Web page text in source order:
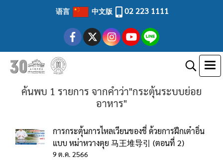
语言 中文版 02 223 1111
ค้นพบ 1 รายการ จากคำว่า"กระตุ้นระบบย่อย
อาหาร"
การกระตุ้นการไหลเวียนของชี่ ด้วยการฝึกเต๋าอิ่น
แบบ หม่าหวางตุย 马王堆导引 (ตอนที่ 2)
9 ต.ค. 2566